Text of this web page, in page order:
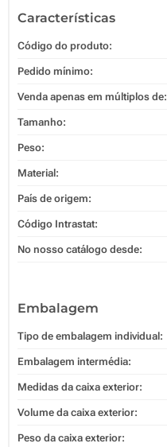
Características
Código do produto:
Pedido mínimo:
Venda apenas em múltiplos de:
Tamanho:
Peso:
Material:
País de origem:
Código Intrastat:
No nosso catálogo desde:
Embalagem
Tipo de embalagem individual:
Embalagem intermédia:
Medidas da caixa exterior:
Volume da caixa exterior:
Peso da caixa exterior: